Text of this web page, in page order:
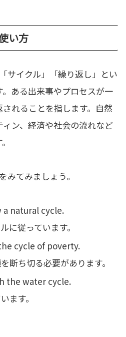
い方
サイクル」「繰り返し」とい
ある出来事やプロセスが一
れることを指します。自然
ン、経済や社会の流れなど
みてみましょう。
a natural cycle.
に従っています。
cycle of poverty.
断ち切る必要があります。
the water cycle.
ます。